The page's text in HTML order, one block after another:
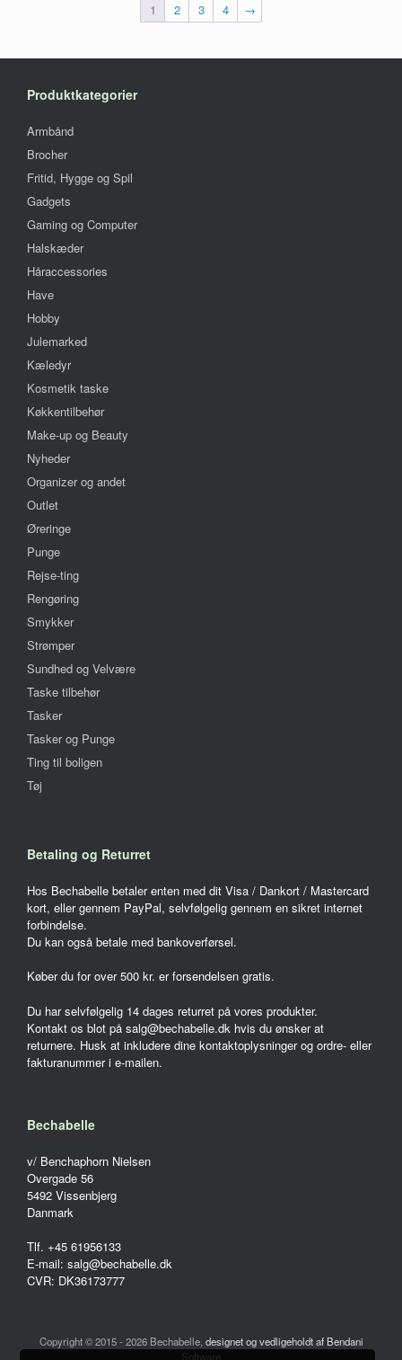
1 2 3 4 →
Produktkategorier
Armbånd
Brocher
Fritid, Hygge og Spil
Gadgets
Gaming og Computer
Halskæder
Håraccessories
Have
Hobby
Julemarked
Kæledyr
Kosmetik taske
Køkkentilbehør
Make-up og Beauty
Nyheder
Organizer og andet
Outlet
Øreringe
Punge
Rejse-ting
Rengøring
Smykker
Strømper
Sundhed og Velvære
Taske tilbehør
Tasker
Tasker og Punge
Ting til boligen
Tøj
Betaling og Returret
Hos Bechabelle betaler enten med dit Visa / Dankort / Mastercard
kort, eller gennem PayPal, selvfølgelig gennem en sikret internet
forbindelse.
Du kan også betale med bankoverførsel.
Køber du for over 500 kr. er forsendelsen gratis.
Du har selvfølgelig 14 dages returret på vores produkter.
Kontakt os blot på salg@bechabelle.dk hvis du ønsker at
returnere. Husk at inkludere dine kontaktoplysninger og ordre- eller
fakturanummer i e-mailen.
Bechabelle
v/ Benchaphorn Nielsen
Overgade 56
5492 Vissenbjerg
Danmark
Tlf. +45 61956133
E-mail: salg@bechabelle.dk
CVR: DK36173777
Copyright © 2015 - 2026 Bechabelle, designet og vedligeholdt af Bendani
Software